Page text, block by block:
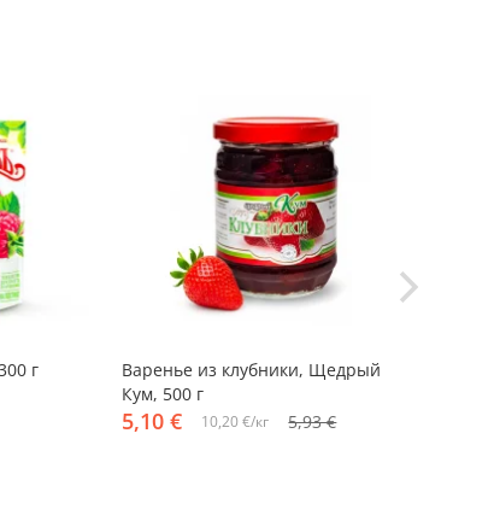
г -14%
Варенье из клубники, Щедрый
Кум, 500 г
5,10 € 10,20 €/кг 5,93 €